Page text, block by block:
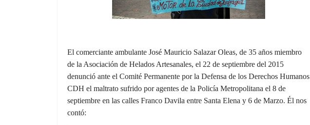
El comerciante ambulante José Mauricio Salazar Oleas, de 35 años miembro
de la Asociación de Helados Artesanales, el 22 de septiembre del 2015
denunció ante el Comité Permanente por la Defensa de los Derechos Humanos
CDH el maltrato sufrido por agentes de la Policía Metropolitana el 8 de
septiembre en las calles Franco Davila entre Santa Elena y 6 de Marzo. Él nos
contó: